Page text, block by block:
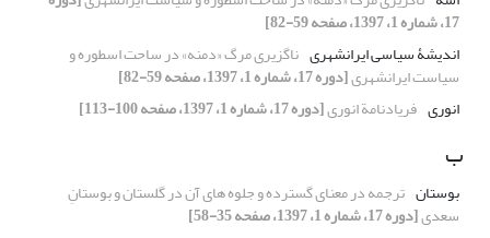
17، شماره 1، 1397، صفحه 59-82]
اندیشۀ سیاسی ایرانشهری ناگزیری مرگ «دمنه» در ساحت اسطوره و
سیاست ایرانشهری[دوره 17، شماره 1، 1397، صفحه 59-82]
انوری فریادنامة انوری[دوره 17، شماره 1، 1397، صفحه 100-113]
ب
بوستان ترجمه در معنای گسترده و جلوه های آن در گلستان و بوستانِ
سعدی[دوره 17، شماره 1، 1397، صفحه 35-58]